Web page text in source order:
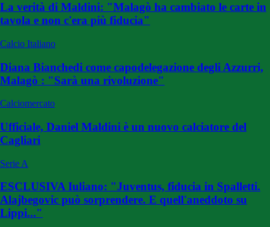
La verità di Maldini: "Malagò ha cambiato le carte in
tavola e non c'era più fiducia"
Calcio Italiano
Diana Bianchedi come capodelegazione degli Azzurri,
Malagò : "Sarà una rivoluzione"
Calciomercato
Ufficiale, Daniel Maldini è un nuovo calciatore del
Cagliari
Serie A
ESCLUSIVA Iuliano: "Juventus, fiducia in Spalletti.
Alajbegovic può sorprendere. E quell'aneddoto su
Lippi..."